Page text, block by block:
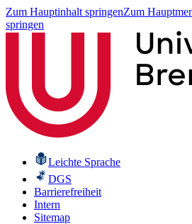
Zum Hauptinhalt springenZum
springen
Leichte Sprache
DGS
Barrierefreiheit
Intern
Sitemap